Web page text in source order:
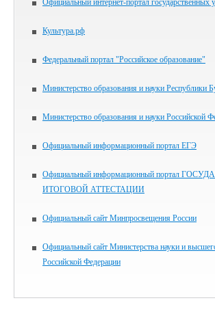
Культура.рф
Федеральный портал "Российское образование"
Министерство образования и науки Республики
Министерство образования и науки Российской
Официальный информационный портал ЕГЭ
Официальный информационный портал
ИТОГОВОЙ АТТЕСТАЦИИ
Официальный сайт Минпросвещения России
Официальный сайт Министерства науки и
Российской Федерации